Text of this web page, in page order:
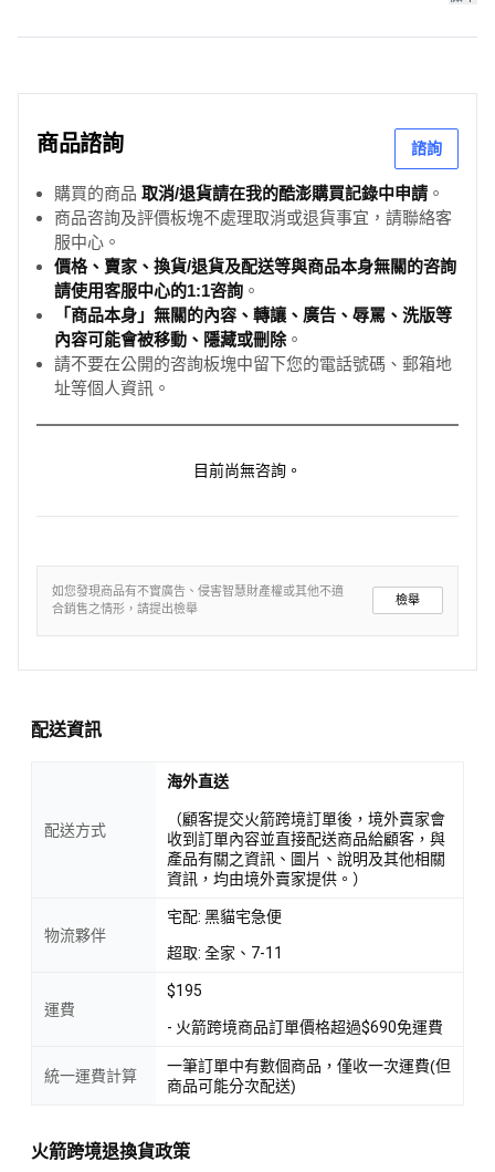
商品諮詢 諮詢
購買的商品 取消/退貨請在我的酷澎購買記錄中申請 。
商品咨詢及評價板塊不處理取消或退貨事宜，請聯絡客
服中心。
價格、賣家、換貨/退貨及配送等與商品本身無關的咨詢
請使用客服中心的1:1咨詢 。
「商品本身」無關的內容、轉讓、廣告、辱罵、洗版等
內容可能會被移動、隱藏或刪除。
請不要在公開的咨詢板塊中留下您的電話號碼、郵箱地
址等個人資訊。
目前尚無咨詢。
如您發現商品有不實廣告、侵害智慧財產權或其他不適
合銷售之情形，請提出檢舉
檢舉
配送資訊
配送方式
海外直送
（顧客提交火箭跨境訂單後，境外賣家會
收到訂單內容並直接配送商品給顧客，與
產品有關之資訊、圖片、說明及其他相關
資訊，均由境外賣家提供。）
物流夥伴
宅配: 黑貓宅急便
超取: 全家、7-11
運費
$195
- 火箭跨境商品訂單價格超過$690免運費
統一運費計算
一筆訂單中有數個商品，僅收一次運費(但
商品可能分次配送)
火箭跨境退換貨政策